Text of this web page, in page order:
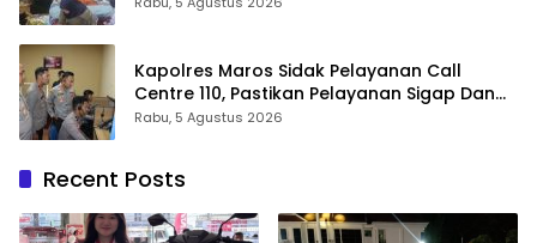
Kapolres Maros Sidak Pelayanan Call
Centre 110, Pastikan Pelayanan Sigap Dan
Humanis
Rabu, 5 Agustus 2026
Recent Posts